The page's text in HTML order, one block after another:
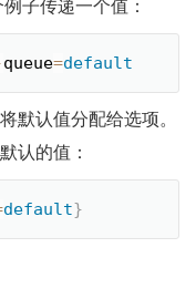
queue=default
默认值分配给选项。
认的值：
default}